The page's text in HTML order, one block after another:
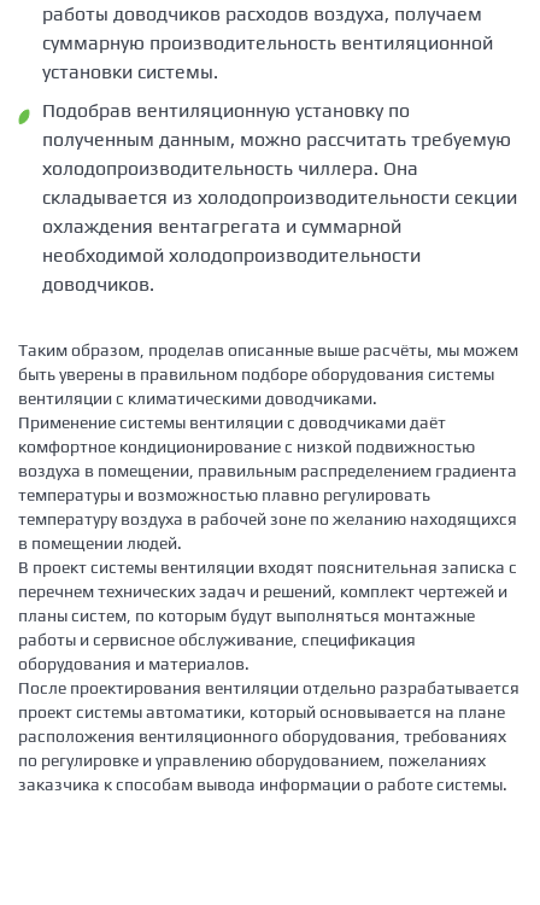
работы доводчиков расходов воздуха, получаем
суммарную производительность вентиляционной
установки системы.
Подобрав вентиляционную установку по
полученным данным, можно рассчитать требуемую
холодопроизводительность чиллера. Она
складывается из холодопроизводительности секции
охлаждения вентагрегата и суммарной
необходимой холодопроизводительности
доводчиков.
Таким образом, проделав описанные выше расчёты, мы можем
быть уверены в правильном подборе оборудования системы
вентиляции с климатическими доводчиками.
Применение системы вентиляции с доводчиками даёт
комфортное кондиционирование с низкой подвижностью
воздуха в помещении, правильным распределением градиента
температуры и возможностью плавно регулировать
температуру воздуха в рабочей зоне по желанию находящихся
в помещении людей.
В проект системы вентиляции входят пояснительная записка с
перечнем технических задач и решений, комплект чертежей и
планы систем, по которым будут выполняться монтажные
работы и сервисное обслуживание, спецификация
оборудования и материалов.
После проектирования вентиляции отдельно разрабатывается
проект системы автоматики, который основывается на плане
расположения вентиляционного оборудования, требованиях
по регулировке и управлению оборудованием, пожеланиях
заказчика к способам вывода информации о работе системы.